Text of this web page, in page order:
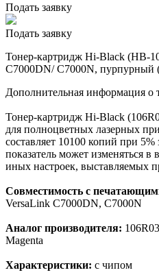
Подать заявку
Подать заявку
Тонер-картридж Hi-Black (HB-
C7000DN/ C7000N, пурпурный
Дополнительная информация о
Тонер-картридж Hi-Black
для полноцветных лазерных
составляет 10100 копий при
показатель может изменяться в
иных настроек, выставляемых
Совместимость с
VersaLink C7000DN, C7000N
Аналог производителя:
Magenta
Характеристики: с чипом